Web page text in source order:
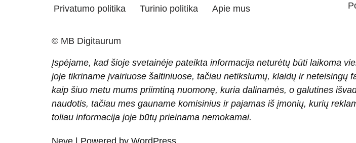
Privatumo politika Turinio politika Apie mus
© MB Digitaurum
Įspėjame, kad šioje svetainėje pateikta informacija neturėtų būti laikoma
joje tikriname įvairiuose šaltiniuose, tačiau netikslumų, klaidų ir
kaip šiuo metu mums priimtiną nuomonę, kuria dalinamės, o galutines
naudotis, tačiau mes gauname komisinius ir pajamas iš įmonių, kurių
toliau informacija joje būtų prieinama nemokamai.